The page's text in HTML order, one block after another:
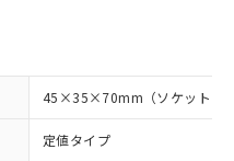
45×35×70mm（ソケットタ
定値タイプ